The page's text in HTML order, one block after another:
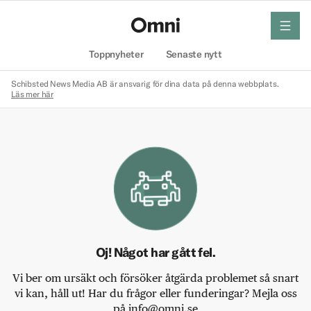
Toppnyheter Senaste nytt
meny
Schibsted News Media AB är ansvarig för dina data på denna webbplats.
Läs mer här
Oj! Något har gått fel.
Vi ber om ursäkt och försöker åtgärda problemet så snart
vi kan, håll ut! Har du frågor eller funderingar? Mejla oss